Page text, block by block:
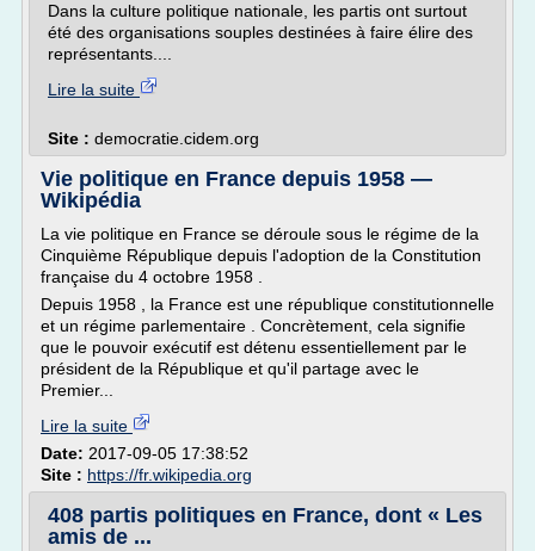
Dans la culture politique nationale, les partis ont surtout
été des organisations souples destinées à faire élire des
représentants....
Lire la suite
Site : democratie.cidem.org
Vie politique en France depuis 1958 —
Wikipédia
La vie politique en France se déroule sous le régime de la
Cinquième République depuis l'adoption de la Constitution
française du 4 octobre 1958 .
Depuis 1958 , la France est une république constitutionnelle
et un régime parlementaire . Concrètement, cela signifie
que le pouvoir exécutif est détenu essentiellement par le
président de la République et qu'il partage avec le
Premier...
Lire la suite
Date: 2017-09-05 17:38:52
Site : https://fr.wikipedia.org
408 partis politiques en France, dont « Les
amis de ...